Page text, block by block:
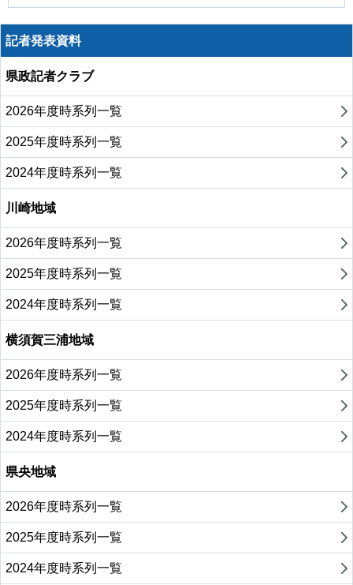
記者発表資料
県政記者クラブ
2026年度時系列一覧
2025年度時系列一覧
2024年度時系列一覧
川崎地域
2026年度時系列一覧
2025年度時系列一覧
2024年度時系列一覧
横須賀三浦地域
2026年度時系列一覧
2025年度時系列一覧
2024年度時系列一覧
県央地域
2026年度時系列一覧
2025年度時系列一覧
2024年度時系列一覧